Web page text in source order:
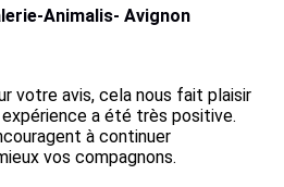
Animalis- Avignon
votre avis, cela nous fait plaisir
a été très positive.
à continuer
vos compagnons.